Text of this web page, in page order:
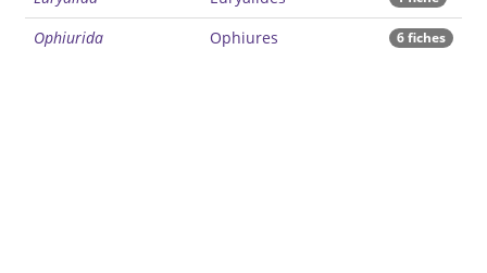
Ophiurida Ophiures 6 fiches